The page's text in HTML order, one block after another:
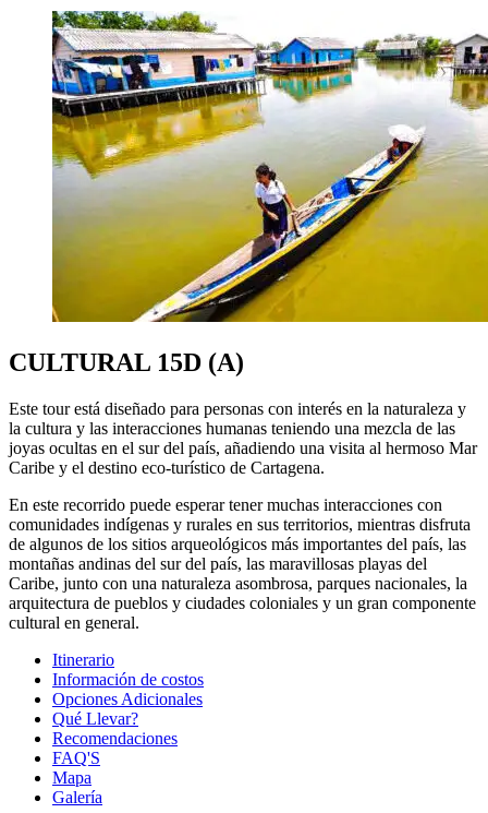
CULTURAL 15D (A)
Este tour está diseñado para personas con interés en la naturaleza y
la cultura y las interacciones humanas teniendo una mezcla de las
joyas ocultas en el sur del país, añadiendo una visita al hermoso Mar
Caribe y el destino eco-turístico de Cartagena.
En este recorrido puede esperar tener muchas interacciones con
comunidades indígenas y rurales en sus territorios, mientras disfruta
de algunos de los sitios arqueológicos más importantes del país, las
montañas andinas del sur del país, las maravillosas playas del
Caribe, junto con una naturaleza asombrosa, parques nacionales, la
arquitectura de pueblos y ciudades coloniales y un gran componente
cultural en general.
Itinerario
Información de costos
Opciones Adicionales
Qué Llevar?
Recomendaciones
FAQ'S
Mapa
Galería